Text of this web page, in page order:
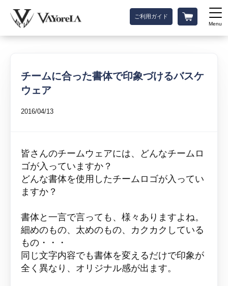
ご利用ガイド
Menu
チームに合った書体で印象づけるバスケ
ウェア
2016/04/13
皆さんのチームウェアには、どんなチームロ
ゴが入っていますか？
どんな書体を使用したチームロゴが入ってい
ますか？
書体と一言で言っても、様々ありますよね。
細めのもの、太めのもの、カクカクしている
もの・・・
同じ文字内容でも書体を変えるだけで印象が
全く異なり、 オリジナル感が出ます。